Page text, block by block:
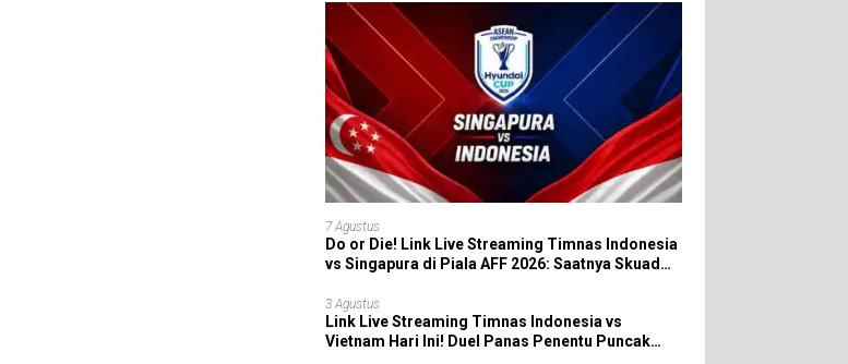
7 Agustus
Do or Die! Link Live Streaming Timnas Indonesia
vs Singapura di Piala AFF 2026: Saatnya Skuad
3 Agustus
Link Live Streaming Timnas Indonesia vs
Vietnam Hari Ini! Duel Panas Penentu Puncak